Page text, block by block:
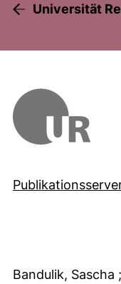
Universität
Bandulik, Sascha